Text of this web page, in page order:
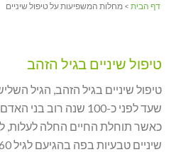
דף הבית > מחלות המשפיעות על טיפול שיניים
טיפול שיניים בגיל הזהב
טיפול שיניים בגיל הזהב, הגיל
כאשר תוחלת החיים החלה לעלות,